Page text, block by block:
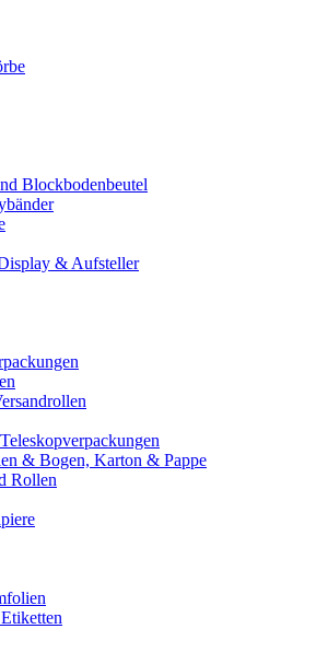
Blockbodenbeutel
& Aufsteller
& Bogen, Karton & Pappe
Rollen